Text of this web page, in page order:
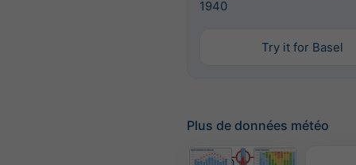
1940
Try it for Basel
Plus de données météo